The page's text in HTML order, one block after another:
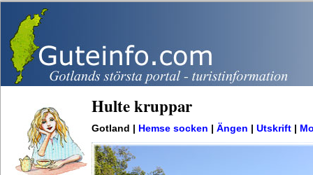
Hulte kruppar
Gotland | Hemse socken Ängen Utskrift